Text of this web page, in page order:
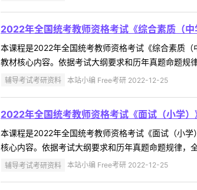
2022年全国统考教师资格考试《综合素质（中
本课程是2022年全国统考教师资格考试《综合素质
教材核心内容。依据考试大纲要求和历年真题命题规
辅导考试考研资料 本站小编 Free考研 2022-12-25
2022年全国统考教师资格考试《面试（小学）
本课程是2022年全国统考教师资格考试《面试（小
核心内容。依据考试大纲要求和历年真题命题规律，
辅导考试考研资料 本站小编 Free考研 2022-12-25